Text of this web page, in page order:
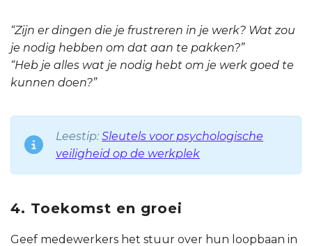
“Zijn er dingen die je frustreren in je werk? Wat zou
je nodig hebben om dat aan te pakken?”
“Heb je alles wat je nodig hebt om je werk goed te
kunnen doen?”
Leestip: Sleutels voor psychologische
veiligheid op de werkplek
4. Toekomst en groei
Geef medewerkers het stuur over hun loopbaan in